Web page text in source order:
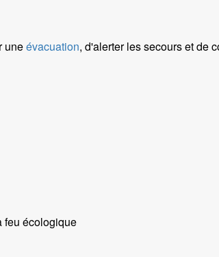
uneévacuation, d'alerter les secours et de
feu écologique